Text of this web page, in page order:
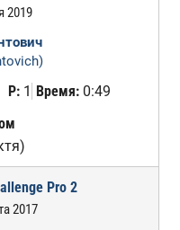
2019
Р:1 Время:0:49
Pro 2
2017